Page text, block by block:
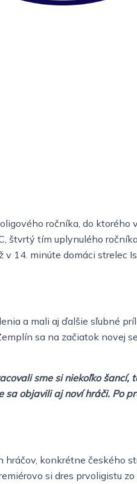
ročníka, do ktorého
tím uplynulého
14. minúte domáci strelec
a mali aj ďalšie sľubné
sa na začiatok novej
sme si niekoľko
objavili aj noví hráči. Po
konkrétne českého
si dres prvoligistu